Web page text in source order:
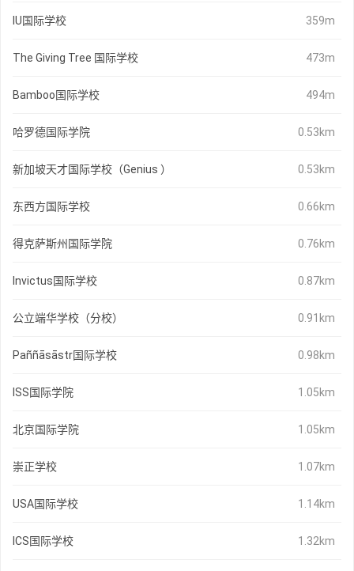
IU国际学校 359m
The Giving Tree 国际学校 473m
Bamboo国际学校 494m
哈罗德国际学院 0.53km
新加坡天才国际学校（Genius ） 0.53km
东西方国际学校 0.66km
得克萨斯州国际学院 0.76km
Invictus国际学校 0.87km
公立端华学校（分校） 0.91km
Paññāsāstr国际学校 0.98km
ISS国际学院 1.05km
北京国际学院 1.05km
崇正学校 1.07km
USA国际学校 1.14km
ICS国际学校 1.32km